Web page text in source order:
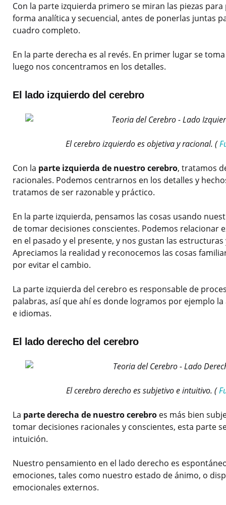
Con la parte izquierda primero se miran las piezas
forma analítica y secuencial, antes de ponerlas juntas
cuadro completo.
En la parte derecha es al revés. En primer lugar se
luego nos concentramos en los detalles.
El lado izquierdo del cerebro
El cerebro izquierdo es objetiva y racional. (
Con la parte izquierda de nuestro cerebro, tratamos
racionales. Podemos centrarnos en los detalles y
tratamos de ser razonable y práctico.
En la parte izquierda, pensamos las cosas usando
de tomar decisiones conscientes. Podemos relacionar
en el pasado y el presente, y nos gustan las
Apreciamos la realidad y reconocemos las cosas
por evitar el cambio.
La parte izquierda del cerebro es responsable de
palabras, así que ahí es donde logramos por ejemplo
e idiomas.
El lado derecho del cerebro
El cerebro derecho es subjetivo e intuitivo. (
La parte derecha de nuestro cerebro es más bien
tomar decisiones racionales y conscientes, esta parte
intuición.
Nuestro pensamiento en el lado derecho es
emociones, tales como nuestro estado de ánimo, o
emocionales externos.